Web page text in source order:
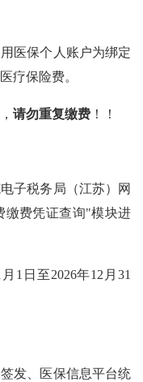
医保个人账户为绑定
疗保险费。
请勿重复缴费 ！！
子税务局（江苏）网
缴费凭证查询"模块进
1日至2026年12月31
发、医保信息平台统